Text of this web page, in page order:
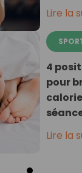
Lire la
4
pour
Lire la